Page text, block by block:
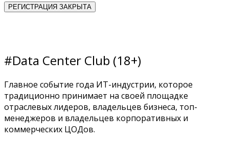
РЕГИСТРАЦИЯ ЗАКРЫТА
#Data Center Club (18+)
Главное событие года ИТ-индустрии, которое
традиционно принимает на своей площадке
отраслевых лидеров, владельцев бизнеса, топ-
менеджеров и владельцев корпоративных и
коммерческих ЦОДов.